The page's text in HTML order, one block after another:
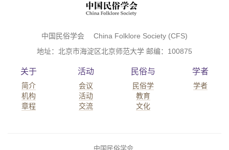
中国民俗学会 China Folklore Society (CFS)
地址：北京市海淀区北京师范大学 邮编：100875
关于
简介
机构
章程
活动
会议
活动
交流
民俗与
民俗学
教育
文化
学者
学者
中国民俗学会